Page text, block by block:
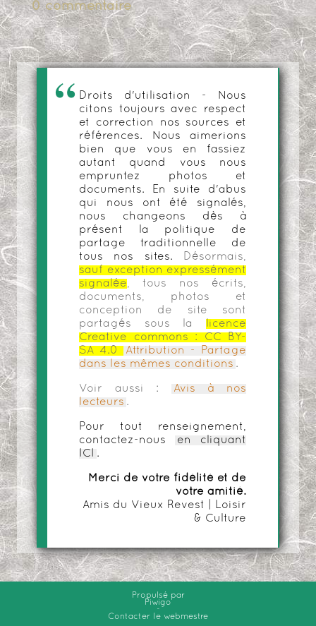
0 commentaire
Droits d'utilisation - Nous
citons toujours avec respect
et correction nos sources et
références. Nous aimerions
bien que vous en fassiez
autant quand vous nous
empruntez photos et
documents. En suite d'abus
qui nous ont été signalés,
nous changeons dès à
présent la politique de
partage traditionnelle de
tous nos sites.
Désormais,
sauf exception expressément
signalée, tous nos écrits,
documents, photos et
conception de site sont
partagés sous la
licence
Creative commons :
CC BY-
SA 4.0
Attribution - Partage
dans les mêmes conditions .
Voir aussi :
Avis à nos
lecteurs .
Pour tout renseignement,
contactez-nous
en cliquant
ICI
.
Merci de votre fidélité et de
votre amitié.
Amis du Vieux Revest | Loisir
& Culture
Propulsé par
Piwigo
-
Contacter le webmestre